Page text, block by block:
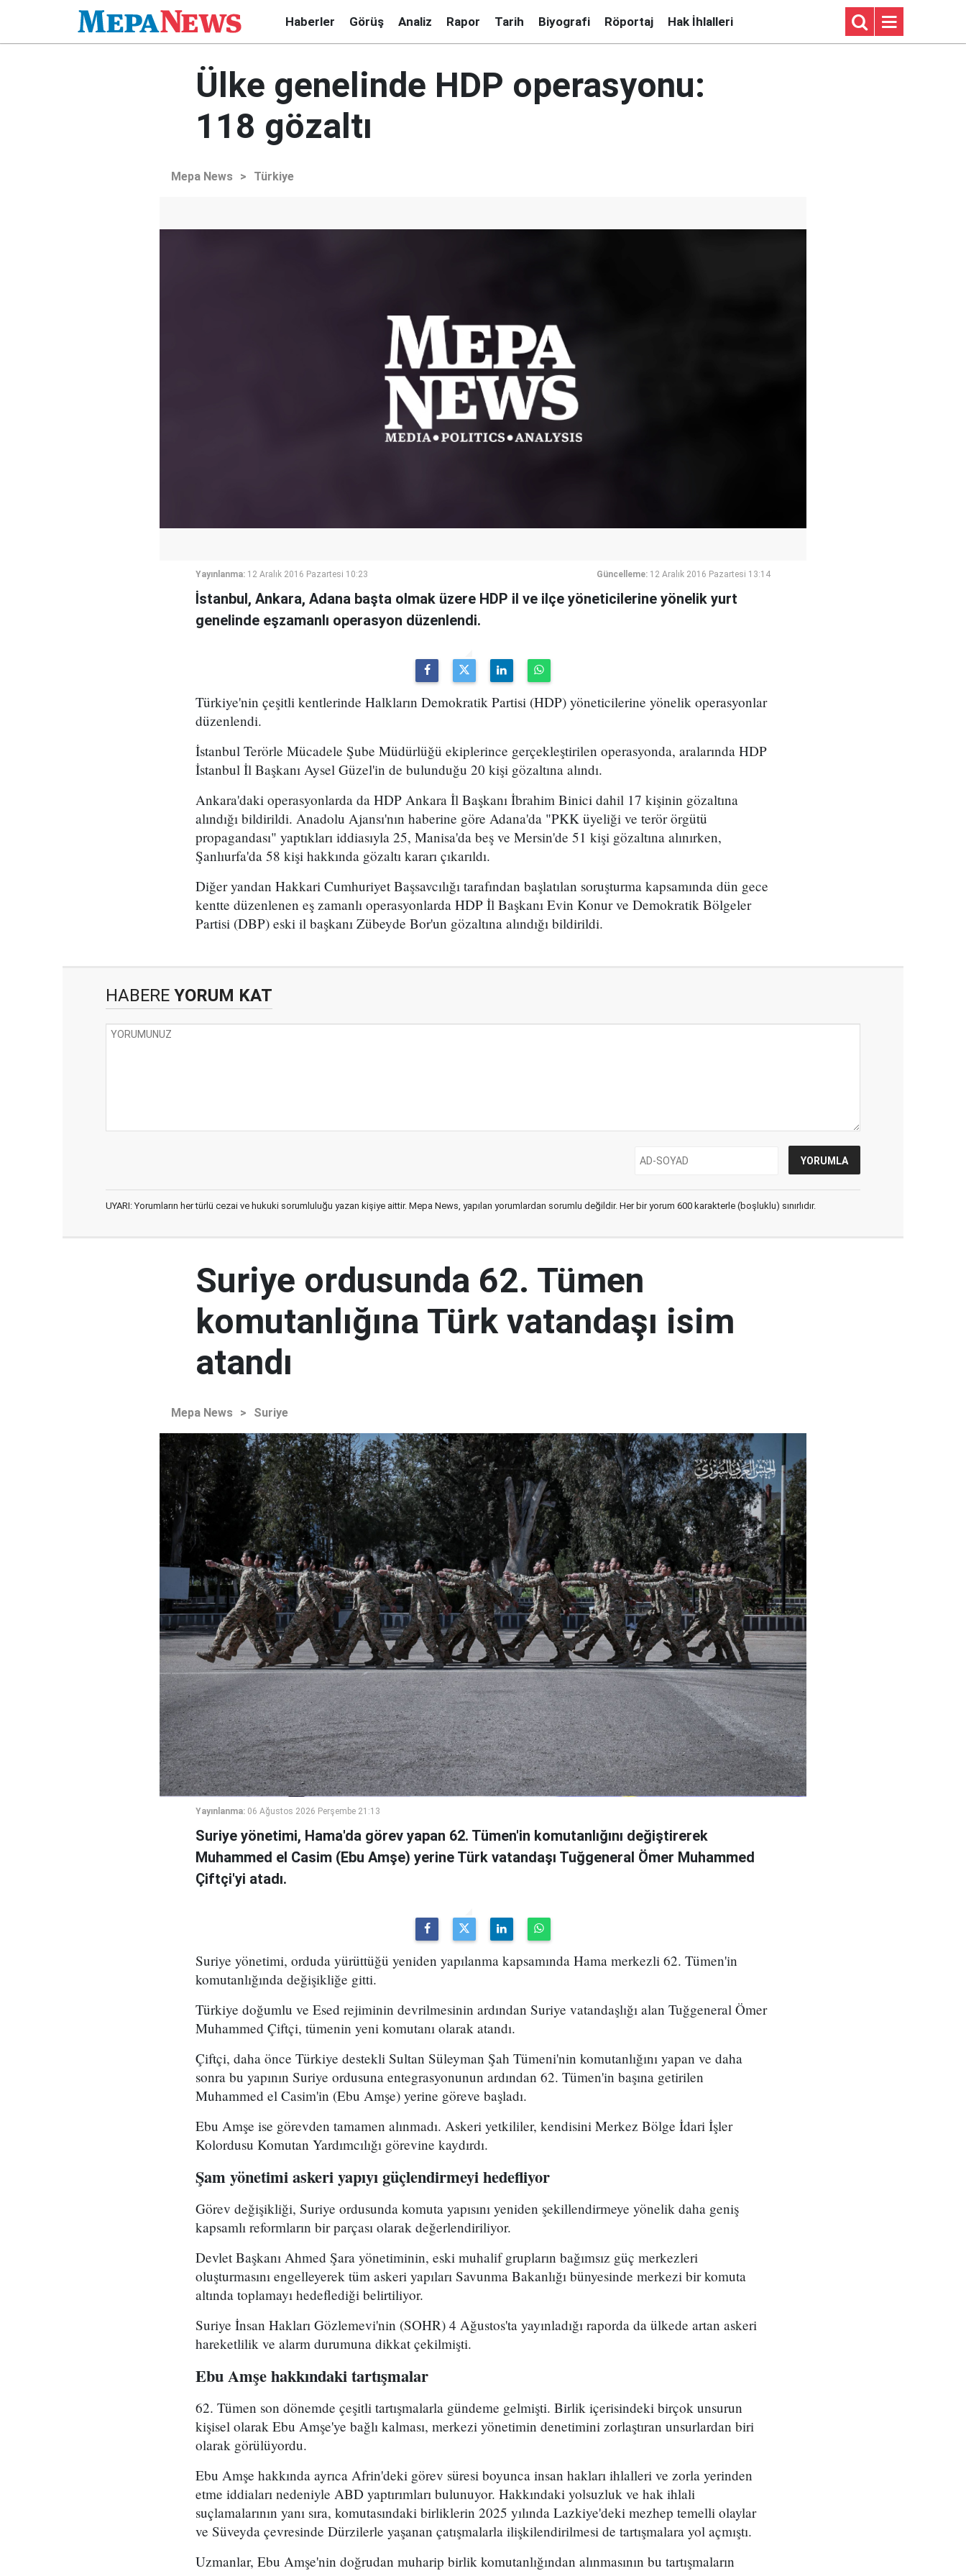
Haberler Görüş Analiz Rapor Tarih Biyografi Röportaj Hak İhlalleri
Ülke genelinde HDP operasyonu:
118 gözaltı
Mepa News > Türkiye
Yayınlanma: 12 Aralık 2016 Pazartesi 10:23 Güncelleme: 12 Aralık 2016 Pazartesi 13:14
İstanbul, Ankara, Adana başta olmak üzere HDP il ve ilçe yöneticilerine yönelik yurt
genelinde eşzamanlı operasyon düzenlendi.
Türkiye'nin çeşitli kentlerinde Halkların Demokratik Partisi (HDP) yöneticilerine yönelik operasyonlar
düzenlendi.
İstanbul Terörle Mücadele Şube Müdürlüğü ekiplerince gerçekleştirilen operasyonda, aralarında HDP
İstanbul İl Başkanı Aysel Güzel'in de bulunduğu 20 kişi gözaltına alındı.
Ankara'daki operasyonlarda da HDP Ankara İl Başkanı İbrahim Binici dahil 17 kişinin gözaltına
alındığı bildirildi. Anadolu Ajansı'nın haberine göre Adana'da "PKK üyeliği ve terör örgütü
propagandası" yaptıkları iddiasıyla 25, Manisa'da beş ve Mersin'de 51 kişi gözaltına alınırken,
Şanlıurfa'da 58 kişi hakkında gözaltı kararı çıkarıldı.
Diğer yandan Hakkari Cumhuriyet Başsavcılığı tarafından başlatılan soruşturma kapsamında dün gece
kentte düzenlenen eş zamanlı operasyonlarda HDP İl Başkanı Evin Konur ve Demokratik Bölgeler
Partisi (DBP) eski il başkanı Zübeyde Bor'un gözaltına alındığı bildirildi.
HABERE YORUM KAT
UYARI: Yorumların her türlü cezai ve hukuki sorumluluğu yazan kişiye aittir. Mepa News, yapılan yorumlardan sorumlu değildir. Her bir yorum 600 karakterle (boşluklu) sınırlıdır.
Suriye ordusunda 62. Tümen
komutanlığına Türk vatandaşı isim
atandı
Mepa News > Suriye
Yayınlanma: 06 Ağustos 2026 Perşembe 21:13
Suriye yönetimi, Hama'da görev yapan 62. Tümen'in komutanlığını değiştirerek
Muhammed el Casim (Ebu Amşe) yerine Türk vatandaşı Tuğgeneral Ömer Muhammed
Çiftçi'yi atadı.
Suriye yönetimi, orduda yürüttüğü yeniden yapılanma kapsamında Hama merkezli 62. Tümen'in
komutanlığında değişikliğe gitti.
Türkiye doğumlu ve Esed rejiminin devrilmesinin ardından Suriye vatandaşlığı alan Tuğgeneral Ömer
Muhammed Çiftçi, tümenin yeni komutanı olarak atandı.
Çiftçi, daha önce Türkiye destekli Sultan Süleyman Şah Tümeni'nin komutanlığını yapan ve daha
sonra bu yapının Suriye ordusuna entegrasyonunun ardından 62. Tümen'in başına getirilen
Muhammed el Casim'in (Ebu Amşe) yerine göreve başladı.
Ebu Amşe ise görevden tamamen alınmadı. Askeri yetkililer, kendisini Merkez Bölge İdari İşler
Kolordusu Komutan Yardımcılığı görevine kaydırdı.
Şam yönetimi askeri yapıyı güçlendirmeyi hedefliyor
Görev değişikliği, Suriye ordusunda komuta yapısını yeniden şekillendirmeye yönelik daha geniş
kapsamlı reformların bir parçası olarak değerlendiriliyor.
Devlet Başkanı Ahmed Şara yönetiminin, eski muhalif grupların bağımsız güç merkezleri
oluşturmasını engelleyerek tüm askeri yapıları Savunma Bakanlığı bünyesinde merkezi bir komuta
altında toplamayı hedeflediği belirtiliyor.
Suriye İnsan Hakları Gözlemevi'nin (SOHR) 4 Ağustos'ta yayınladığı raporda da ülkede artan askeri
hareketlilik ve alarm durumuna dikkat çekilmişti.
Ebu Amşe hakkındaki tartışmalar
62. Tümen son dönemde çeşitli tartışmalarla gündeme gelmişti. Birlik içerisindeki birçok unsurun
kişisel olarak Ebu Amşe'ye bağlı kalması, merkezi yönetimin denetimini zorlaştıran unsurlardan biri
olarak görülüyordu.
Ebu Amşe hakkında ayrıca Afrin'deki görev süresi boyunca insan hakları ihlalleri ve zorla yerinden
etme iddiaları nedeniyle ABD yaptırımları bulunuyor. Hakkındaki yolsuzluk ve hak ihlali
suçlamalarının yanı sıra, komutasındaki birliklerin 2025 yılında Lazkiye'deki mezhep temelli olaylar
ve Süveyda çevresinde Dürzilerle yaşanan çatışmalarla ilişkilendirilmesi de tartışmalara yol açmıştı.
Uzmanlar, Ebu Amşe'nin doğrudan muharip birlik komutanlığından alınmasının bu tartışmaların